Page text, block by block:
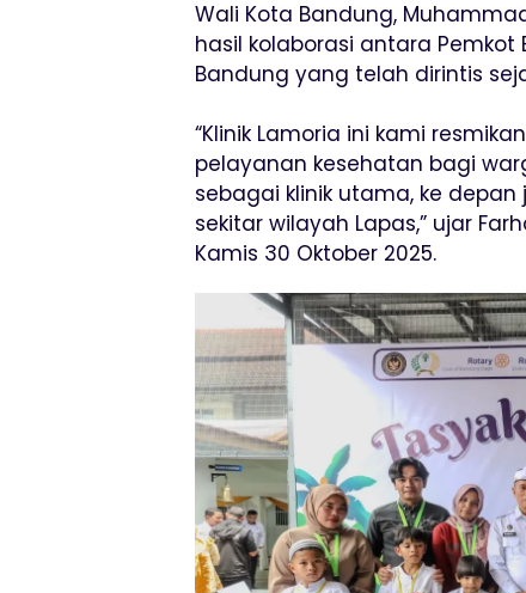
Wali Kota Bandung,
hasil kolaborasi antara Pemkot
Bandung yang telah dirintis
“Klinik Lamoria ini kami
pelayanan kesehatan bagi
sebagai klinik utama, ke
sekitar wilayah Lapas,” ujar
Kamis 30 Oktober 2025.